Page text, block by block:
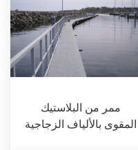
ممر من البلاستيك
المقوى بالألياف الزجاجية